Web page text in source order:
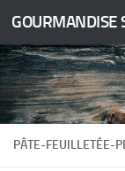
Skip to content
GOURMANDISE
PÂTE-FEUILLETÉE-